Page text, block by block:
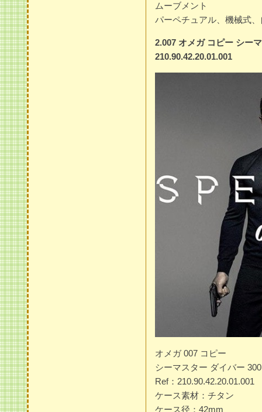
ムーブメント
パーペチュアル、機械式
2.007 オメガ コピー シー
210.90.42.20.01.001
オメガ 007 コピー
シーマスター ダイバー
Ref：210.90.42.20.01.001
ケース素材：チタン
ケース径：42mm